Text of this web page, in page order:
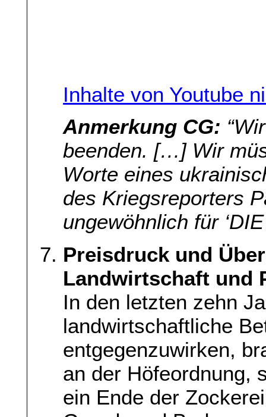
Inhalte von Youtube
Anmerkung CG:
beenden. […] Wir
Worte eines
des Kriegsreporters
ungewöhnlich für ‘DIE
Preisdruck und
Landwirtschaft und
In den letzten zehn
landwirtschaftliche
entgegenzuwirken,
an der Höfeordnung,
ein Ende der